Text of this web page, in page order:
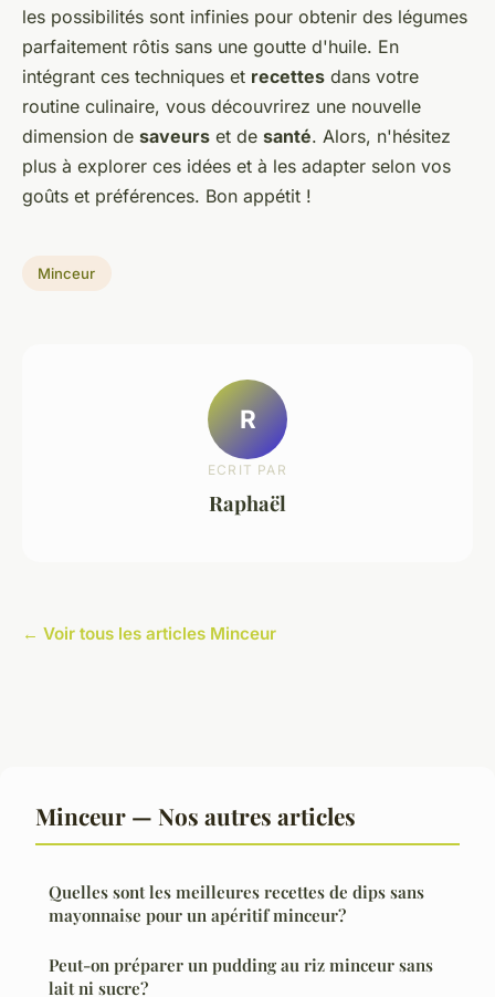
les possibilités sont infinies pour obtenir des légumes
parfaitement rôtis sans une goutte d'huile. En
intégrant ces techniques et recettes dans votre
routine culinaire, vous découvrirez une nouvelle
dimension de saveurs et de santé. Alors, n'hésitez
plus à explorer ces idées et à les adapter selon vos
goûts et préférences. Bon appétit !
Minceur
R
ECRIT PAR
Raphaël
← Voir tous les articles Minceur
Minceur — Nos autres articles
Quelles sont les meilleures recettes de dips sans
mayonnaise pour un apéritif minceur?
Peut-on préparer un pudding au riz minceur sans
lait ni sucre?